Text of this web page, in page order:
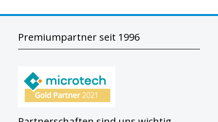
Premiumpartner seit 1996